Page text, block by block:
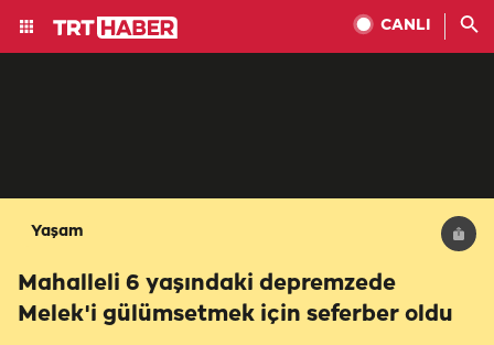
CANLI
Yaşam
Mahalleli 6 yaşındaki depremzede
Melek'i gülümsetmek için seferber oldu